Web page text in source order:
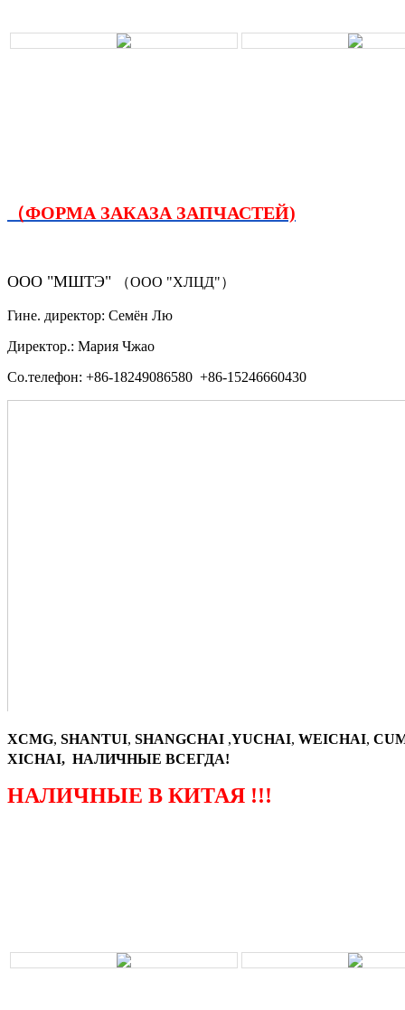
（ФОРМА ЗАКАЗА ЗАПЧАСТЕЙ)
ООО "МШТЭ" （ООО "ХЛЦД"）
Гине. директор: Семён Лю
Директор.: Мария Чжао
Со.телефон: +86-18249086580 +86-15246660430
XCMG, SHANTUI, SHANGCHAI ,YUCHAI, WEICHAI,
XICHAI, НАЛИЧНЫЕ ВСЕГДА!
НАЛИЧНЫЕ В КИТАЯ !!!